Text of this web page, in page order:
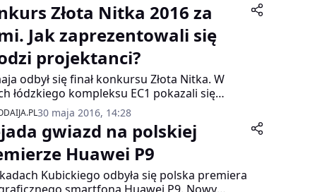
Złota Nitka 2016 za
Jak zaprezentowali się
projektanci?
odbył się finał konkursu Złota Nitka. W
łódzkiego kompleksu EC1 pokazali się
projektanci, którzy stawiają dzięki
plebiscytowi pierwsze kroki w
świecie mody.
30 maja 2016, 14:28
gwiazd na polskiej
Huawei P9
Kubickiego odbyła się polska premiera